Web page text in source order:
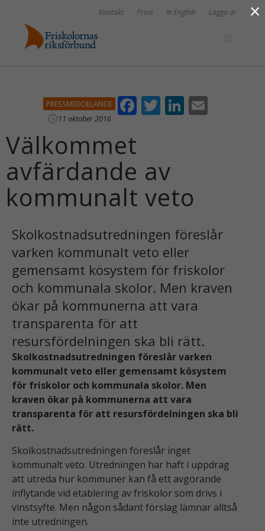
Kontakt Press In English Logga in
PRESSMEDDELANDE
11 oktober 2016
F
b
o
o
T
er
Li
n
Välkommet
avfärdande av
kommunalt veto
Skolkostnadsutredningen föreslår
varken kommunalt veto eller
gemensamt kösystem för friskolor
och kommunala skolor. Men kraven
ökar på kommunerna att vara
transparenta för att
resursfördelningen ska bli rätt.
Skolkostnadsutredningen föreslår varken
kommunalt veto eller gemensamt kösystem
för friskolor och kommunala skolor. Men
kraven ökar på kommunerna att vara
transparenta för att resursfördelningen ska bli
rätt.
Skolkostnadsutredningen föreslår inget
kommunalt veto. Utredningen har haft i uppdrag
att utreda hur kommuner kan få ett avgörande
inflytande vid etablering av friskolor som drivs i
vinstsyfte. Men någon sådant förslag lämnar alltså
inte utredningen.
×